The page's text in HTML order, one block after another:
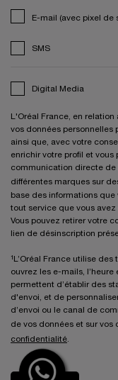
E-mail (avec pixel de
SMS
Digital Media
L'Oréal France, en
vos données personnelles
ainsi que, avec votre
enrichir votre profil et vous
communication directe de
différentes marques sur
base des informations
tout service que vous
Vous pouvez retirer votre
lien de désinscription
¹L’Oréal France utilise
ouvrez les e-mails,
permettent d’établir des
d'envoi, et de
d’envoi ou le canal de
de vos données et sur vos
confidentialité.